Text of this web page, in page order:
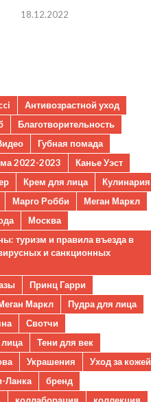
18.12.2022
Антивозрастной уход
Благотворительность
Губная помада
2022-2023
Канье Уэст
Крем для лица
Кулинария
Марго Робби
Меган Маркл
Москва
туризм и правила въезда в
и санкционных
Принц Гарри
Маркл
Пудра для лица
Свотчи
Тени для век
Украшения
Уход за кожей
Ланка
бренд